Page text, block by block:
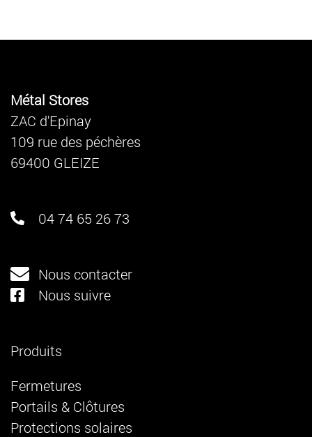
Métal Stores
ZAC d'Epinay
109 rue des péchères
69400 GLEIZE
04 74 65 26 73
Nous contacter
Nous suivre
Produits
Fermetures
Portails & Clôtures
Protections solaires